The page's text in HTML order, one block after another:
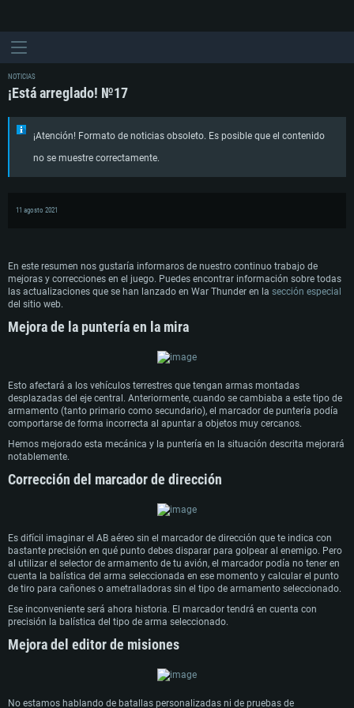
REQUISITOS DE SISTEMA
Para PC
NOTICIAS
¡Está arreglado! №17
¡Atención! Formato de noticias obsoleto. Es posible que el contenido
no se muestre correctamente.
11 agosto 2021
En este resumen nos gustaría informaros de nuestro continuo trabajo de
mejoras y correcciones en el juego. Puedes encontrar información sobre todas
las actualizaciones que se han lanzado en War Thunder en la sección especial
del sitio web.
Mejora de la puntería en la mira
Esto afectará a los vehículos terrestres que tengan armas montadas
desplazadas del eje central. Anteriormente, cuando se cambiaba a este tipo de
armamento (tanto primario como secundario), el marcador de puntería podía
comportarse de forma incorrecta al apuntar a objetos muy cercanos.
Hemos mejorado esta mecánica y la puntería en la situación descrita mejorará
notablemente.
Corrección del marcador de dirección
Es difícil imaginar el AB aéreo sin el marcador de dirección que te indica con
bastante precisión en qué punto debes disparar para golpear al enemigo. Pero
al utilizar el selector de armamento de tu avión, el marcador podía no tener en
cuenta la balística del arma seleccionada en ese momento y calcular el punto
de tiro para cañones o ametralladoras sin el tipo de armamento seleccionado.
Ese inconveniente será ahora historia. El marcador tendrá en cuenta con
precisión la balística del tipo de arma seleccionado.
Mejora del editor de misiones
No estamos hablando de batallas personalizadas ni de pruebas de